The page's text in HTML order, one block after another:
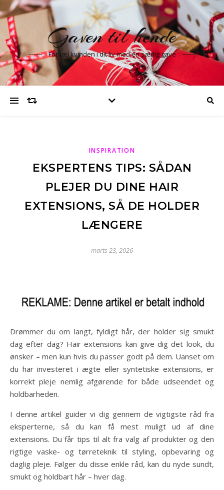
Gaven til hende
Forkæl kvinden i dit liv med en særlig gave
INSPIRATION
EKSPERTENS TIPS: SÅDAN
PLEJER DU DINE HAIR
EXTENSIONS, SÅ DE HOLDER
LÆNGERE
marts 23, 2026
Drømmer du om langt, fyldigt hår, der holder sig smukt
dag efter dag? Hair extensions kan give dig det look, du
ønsker – men kun hvis du passer godt på dem. Uanset om
du har investeret i ægte eller syntetiske extensions, er
korrekt pleje nemlig afgørende for både udseendet og
holdbarheden.
I denne artikel guider vi dig gennem de vigtigste råd fra
eksperterne, så du kan få mest muligt ud af dine
extensions. Du får tips til alt fra valg af produkter og den
rigtige vaske- og tørreteknik til styling, opbevaring og
daglig pleje. Følger du disse enkle råd, kan du nyde sundt,
smukt og holdbart hår – hver dag.